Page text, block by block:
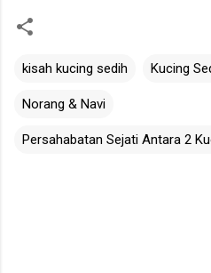
kisah kucing sedih Kucing
Norang & Navi
Persahabatan Sejati Antara 2